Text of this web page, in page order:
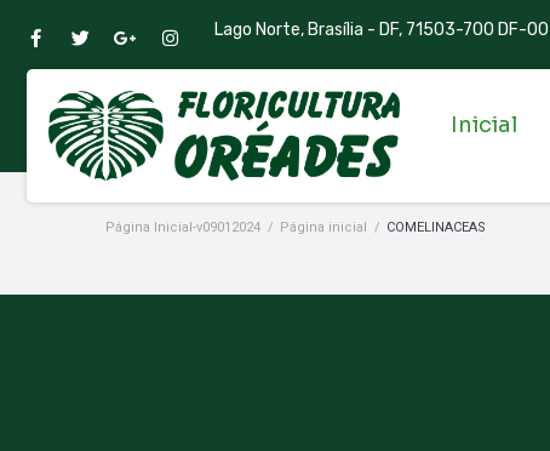
Lago Norte, Brasília - DF, 71503-700 DF-
Inicial
Página Inicial-v09012024 / Página inicial / COMELINACEAS